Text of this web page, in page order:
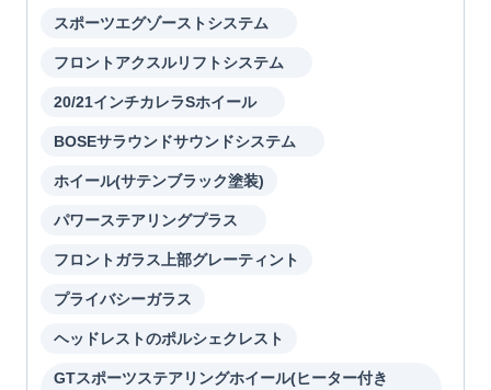
スポーツエグゾーストシステム
フロントアクスルリフトシステム
20/21インチカレラSホイール
BOSEサラウンドサウンドシステム
ホイール(サテンブラック塗装)
パワーステアリングプラス
フロントガラス上部グレーティント
プライバシーガラス
ヘッドレストのポルシェクレスト
GTスポーツステアリングホイール(ヒーター付き